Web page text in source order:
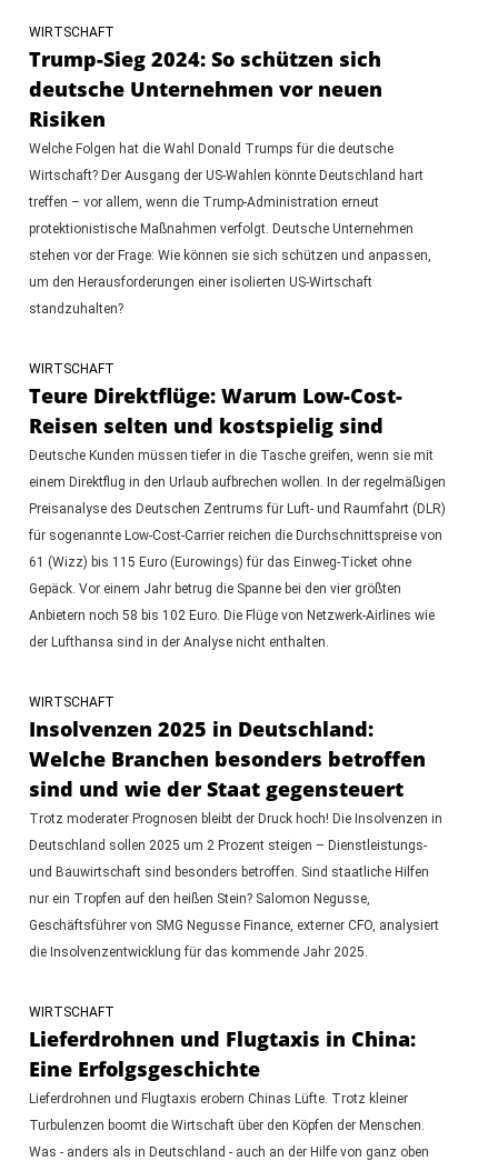
WIRTSCHAFT
Trump-Sieg 2024: So schützen sich
deutsche Unternehmen vor neuen
Risiken
Welche Folgen hat die Wahl Donald Trumps für die deutsche
Wirtschaft? Der Ausgang der US-Wahlen könnte Deutschland hart
treffen – vor allem, wenn die Trump-Administration erneut
protektionistische Maßnahmen verfolgt. Deutsche Unternehmen
stehen vor der Frage: Wie können sie sich schützen und anpassen,
um den Herausforderungen einer isolierten US-Wirtschaft
standzuhalten?
WIRTSCHAFT
Teure Direktflüge: Warum Low-Cost-
Reisen selten und kostspielig sind
Deutsche Kunden müssen tiefer in die Tasche greifen, wenn sie mit
einem Direktflug in den Urlaub aufbrechen wollen. In der regelmäßigen
Preisanalyse des Deutschen Zentrums für Luft- und Raumfahrt (DLR)
für sogenannte Low-Cost-Carrier reichen die Durchschnittspreise von
61 (Wizz) bis 115 Euro (Eurowings) für das Einweg-Ticket ohne
Gepäck. Vor einem Jahr betrug die Spanne bei den vier größten
Anbietern noch 58 bis 102 Euro. Die Flüge von Netzwerk-Airlines wie
der Lufthansa sind in der Analyse nicht enthalten.
WIRTSCHAFT
Insolvenzen 2025 in Deutschland:
Welche Branchen besonders betroffen
sind und wie der Staat gegensteuert
Trotz moderater Prognosen bleibt der Druck hoch! Die Insolvenzen in
Deutschland sollen 2025 um 2 Prozent steigen – Dienstleistungs-
und Bauwirtschaft sind besonders betroffen. Sind staatliche Hilfen
nur ein Tropfen auf den heißen Stein? Salomon Negusse,
Geschäftsführer von SMG Negusse Finance, externer CFO, analysiert
die Insolvenzentwicklung für das kommende Jahr 2025.
WIRTSCHAFT
Lieferdrohnen und Flugtaxis in China:
Eine Erfolgsgeschichte
Lieferdrohnen und Flugtaxis erobern Chinas Lüfte. Trotz kleiner
Turbulenzen boomt die Wirtschaft über den Köpfen der Menschen.
Was - anders als in Deutschland - auch an der Hilfe von ganz oben